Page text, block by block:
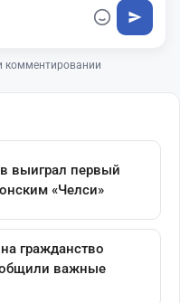
комментировании